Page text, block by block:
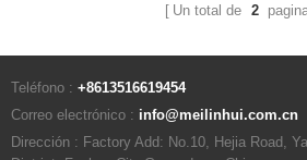
Un total de 2
Teléfono : +8613516619454
Correo electrónico : info@meilinhui.com.cn
Dirección : Factory Add: No.10, Hejia Road,